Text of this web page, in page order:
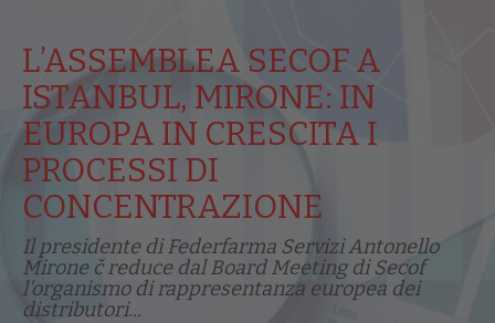
L’ASSEMBLEA SECOF A
ISTANBUL, MIRONE: IN
EUROPA IN CRESCITA I
PROCESSI DI
CONCENTRAZIONE
Il presidente di Federfarma Servizi Antonello
Mirone č reduce dal Board Meeting di Secof
l'organismo di rappresentanza europea dei
distributori...